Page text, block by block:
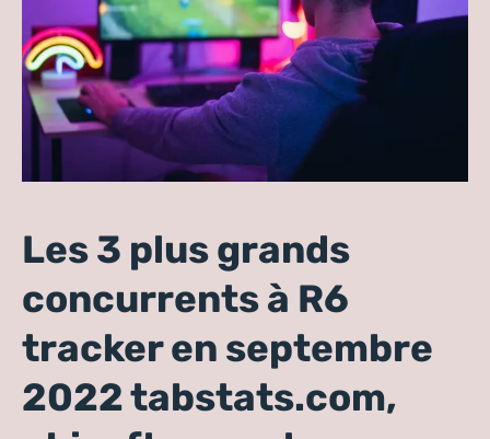
Les 3 plus grands
concurrents à R6
tracker en septembre
2022 tabstats.com,